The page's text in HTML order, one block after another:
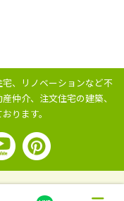
、リノベーションなど不
仲介、注文住宅の建築、
ります。